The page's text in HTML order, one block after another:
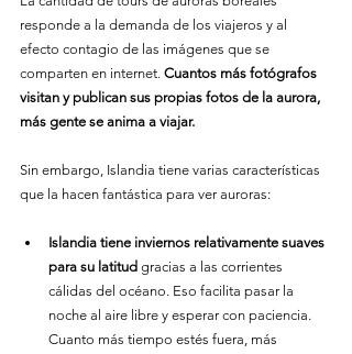
responde a la demanda de los viajeros y al
efecto contagio de las imágenes que se
comparten en internet. Cuantos más fotógrafos
visitan y publican sus propias fotos de la aurora,
más gente se anima a viajar.
Sin embargo, Islandia tiene varias características
que la hacen fantástica para ver auroras:
Islandia tiene inviernos relativamente suaves
para su latitud gracias a las corrientes
cálidas del océano. Eso facilita pasar la
noche al aire libre y esperar con paciencia.
Cuanto más tiempo estés fuera, más